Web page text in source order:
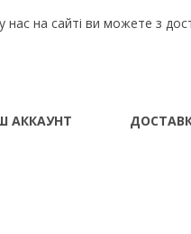
у нас на сайті ви можете з
АККАУНТ